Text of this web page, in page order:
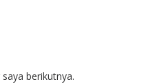
berikutnya.